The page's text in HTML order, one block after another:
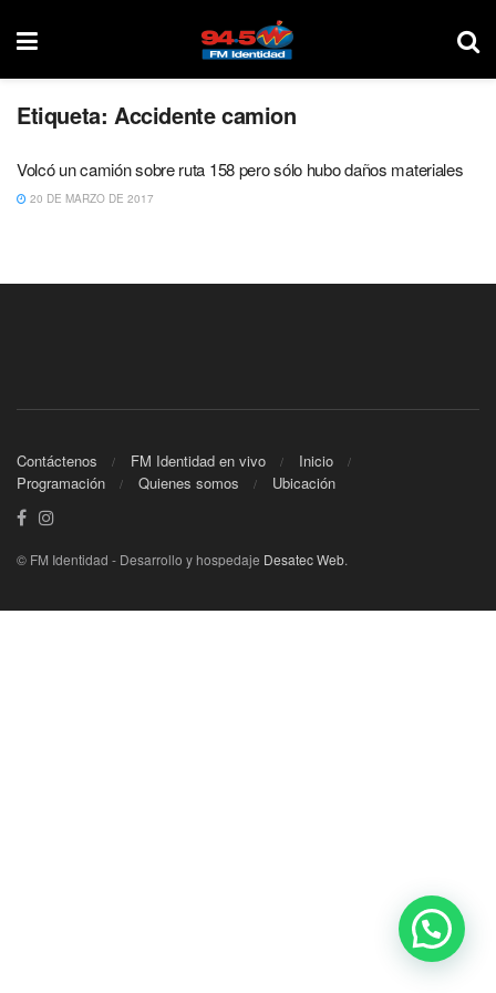
Etiqueta: Accidente camion
Volcó un camión sobre ruta 158 pero sólo hubo daños materiales
20 DE MARZO DE 2017
Contáctenos FM Identidad en vivo
Inicio
Programación
Quienes somos Ubicación
© FM Identidad - Desarrollo y hospedaje Desatec Web.